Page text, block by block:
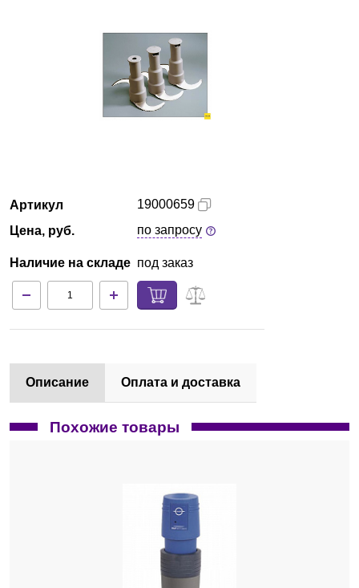
Партнеры
Технический сервис
Доставка и оплата
Артикул
Цена, руб.
Наличие на складе
19000659
по запросу
под заказ
Описание Оплата и доставка
Похожие товары